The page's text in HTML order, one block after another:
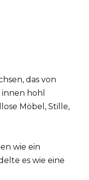
das von
hohl
Möbel, Stille,
wie ein
es wie eine